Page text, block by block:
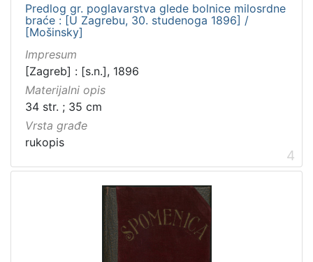
Predlog gr. poglavarstva glede bolnice milosrdne
braće : [U Zagrebu, 30. studenoga 1896] /
[Mošinsky]
Impresum
[Zagreb] : [s.n.], 1896
Materijalni opis
34 str. ; 35 cm
Vrsta građe
rukopis
4